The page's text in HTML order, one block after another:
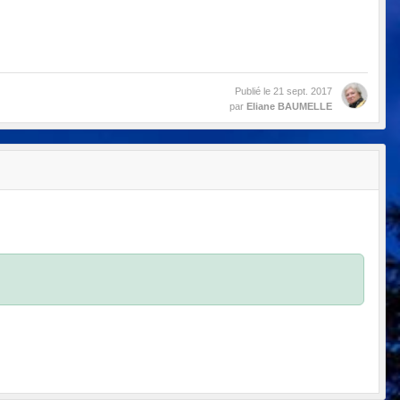
Publié le 21 sept. 2017
par Eliane BAUMELLE